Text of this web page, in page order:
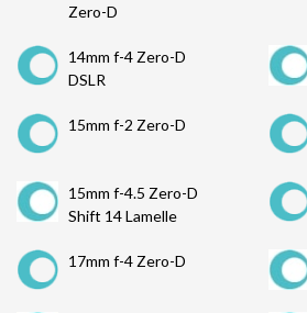
Zero-D
14mm f-4 Zero-D
DSLR
15mm f-2 Zero-D
15mm f-4.5 Zero-D
Shift 14 Lamelle
17mm f-4 Zero-D